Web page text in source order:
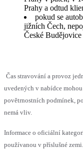
Prahy a odtud
pokud se
jižních Čech,
České
Čas stravování a provoz
uvedených v nabídce
povětrnostních podmínek,
nemá vliv.
Informace o oficiální
používanou v příslušné